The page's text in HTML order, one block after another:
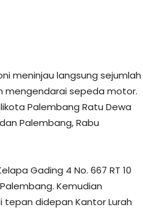
meninjau langsung sejumlah
mengendarai sepeda motor.
Palembang Ratu Dewa
Palembang, Rabu
Gading 4 No. 667 RT 10
Kemudian
tepan didepan Kantor Lurah